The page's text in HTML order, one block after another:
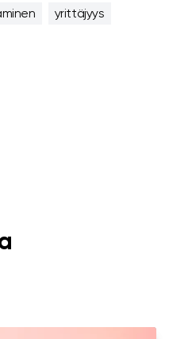
yrittäjyys